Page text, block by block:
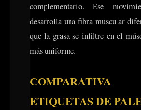
complementario. Ese
desarrolla una fibra muscular
que la grasa se infiltre en el
más uniforme.
ETIQUETAS DE